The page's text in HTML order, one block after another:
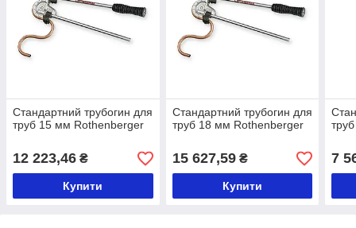
Стандартний трубогин для
труб 15 мм Rothenberger
12 223,46 ₴
Купити
Стандартний трубогин для
труб 18 мм Rothenberger
15 627,59₴
Купити
7